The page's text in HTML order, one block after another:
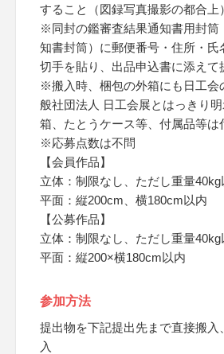
すること（図録写真撮影の都合上）
※同封の鑑審査結果通知書用封筒
知書封筒）に郵便番号・住所・氏
切手を貼り、出品申込書に添えて
※搬入時、梱包の外箱にも日工会
般社団法人 日工会展とはっきり
箱、たとうケース等、付属品等は
※応募点数は不問
【会員作品】
立体：制限なし、ただし重量40kg
平面：縦200cm、横180cm以内
【公募作品】
立体：制限なし、ただし重量40kg
平面：縦200×横180cm以内
参加方法
提出物を下記提出先まで直接搬入
入